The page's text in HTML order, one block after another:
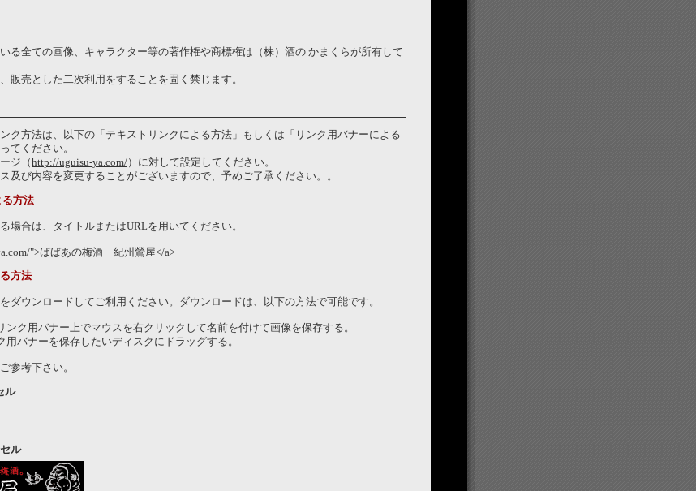
る全ての画像、キャラクター等の著作権や商標権は（株）酒の かまくらが所有して
販売とした二次利用をすることを固く禁じます。
ク方法は、以下の「テキストリンクによる方法」もしくは「リンク用バナーによる
てください。
ジ（http://uguisu-ya.com/）に対して設定してください。
及び内容を変更することがございますので、予めご了承ください。。
方法
場合は、タイトルまたはURLを用いてください。
">ばばあの梅酒 紀州鶯屋</a>
方法
ダウンロードしてご利用ください。ダウンロードは、以下の方法で可能です。
ク用バナー上でマウスを右クリックして名前を付けて画像を保存する。
バナーを保存したいディスクにドラッグする。
参考下さい。
ル
ル